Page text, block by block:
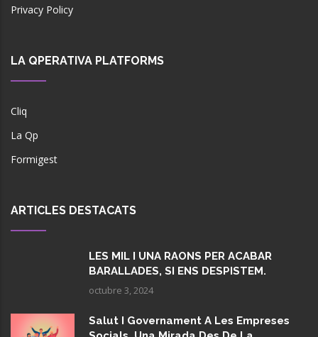
Privacy Policy
LA QPERATIVA PLATFORMS
Cliq
La Qp
Formigest
ARTICLES DESTACATS
LES MIL I UNA RAONS PER ACABAR
BARALLADES, SI ENS DESPISTEM.
octubre 3, 2024
Salut I Governament A Les Empreses